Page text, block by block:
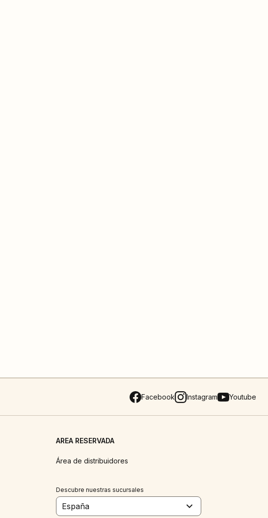
Facebook Instagram Youtube
AREA RESERVADA
Área de distribuidores
Descubre nuestras sucursales
España